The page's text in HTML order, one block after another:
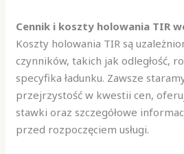
Cennik i koszty holowania TIR
Koszty holowania TIR są
czynników, takich jak odległość,
specyfika ładunku. Zawsze
przejrzystość w kwestii cen,
stawki oraz szczegółowe
przed rozpoczęciem usługi.